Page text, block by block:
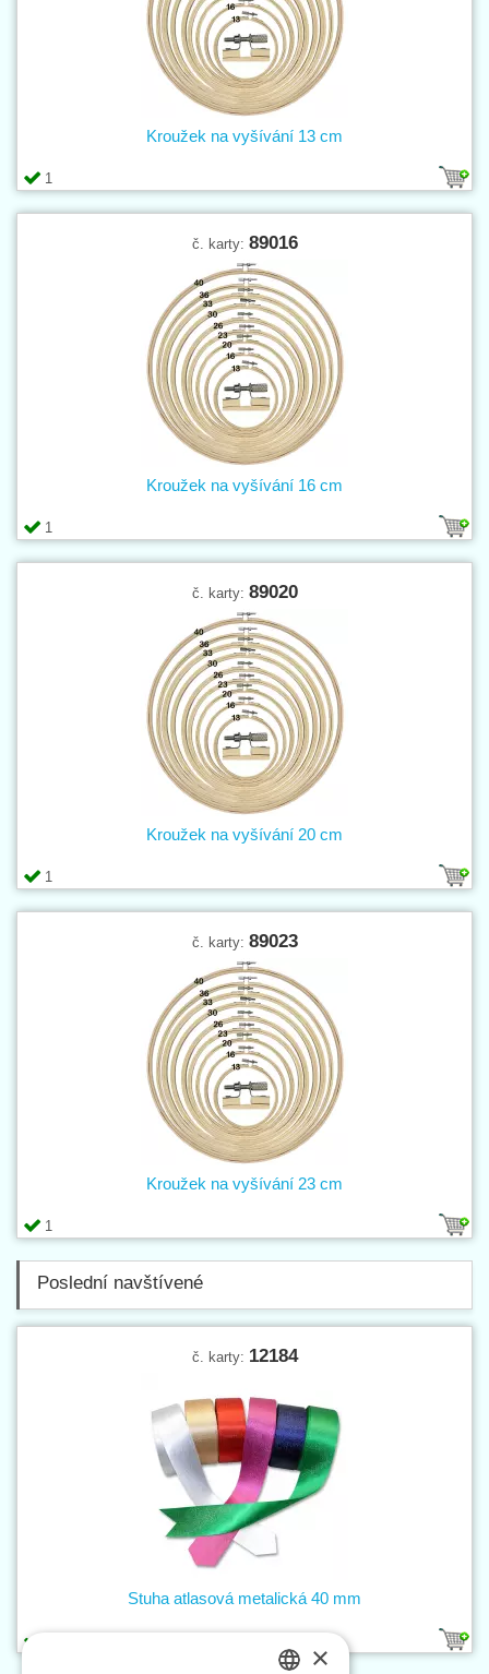
1
Kroužek na vyšívání 13 cm
č. karty: 89016
1
Kroužek na vyšívání 16 cm
č. karty: 89020
1
Kroužek na vyšívání 20 cm
č. karty: 89023
1
Kroužek na vyšívání 23 cm
Poslední navštívené
č. karty: 12184
Stuha atlasová metalická 40 mm
×